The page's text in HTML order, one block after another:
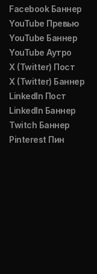
Facebook Баннер
YouTube Превью
YouTube Баннер
YouTube Аутро
X (Twitter) Пост
X (Twitter) Баннер
LinkedIn Пост
LinkedIn Баннер
Twitch Баннер
Pinterest Пин